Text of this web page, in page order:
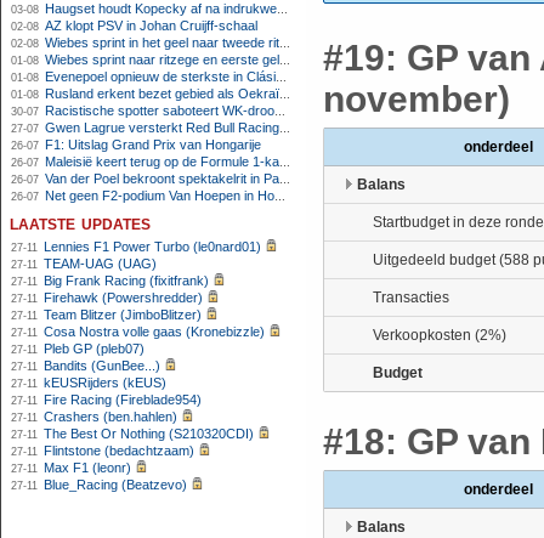
03-08 Haugset houdt Kopecky af na indrukwekkende solo van 86 kilometer
02-08 AZ klopt PSV in Johan Cruijff-schaal
02-08 Wiebes sprint in het geel naar tweede ritzege
01-08 Wiebes sprint naar ritzege en eerste gele trui in Tour Femmes
01-08 Evenepoel opnieuw de sterkste in Clásica San Sebastián
01-08 Rusland erkent bezet gebied als Oekraïens voor opheffing IOC-schorsing
30-07 Racistische spotter saboteert WK-droom van powerliftster
27-07 Gwen Lagrue versterkt Red Bull Racing vanaf 2027
26-07 F1: Uitslag Grand Prix van Hongarije
26-07 Maleisië keert terug op de Formule 1-kalender in 2026
26-07 Van der Poel bekroont spektakelrit in Parijs met nipte zege; eindzege Pogacar
26-07 Net geen F2-podium Van Hoepen in Hongarije, Leon maakt indruk
laatste updates
27-11 Lennies F1 Power Turbo (le0nard01)
27-11 TEAM-UAG (UAG)
27-11 Big Frank Racing (fixitfrank)
27-11 Firehawk (Powershredder)
27-11 Team Blitzer (JimboBlitzer)
27-11 Cosa Nostra volle gaas (Kronebizzle)
27-11 Pleb GP (pleb07)
27-11 Bandits (GunBee...)
27-11 kEUSRijders (kEUS)
27-11 Fire Racing (Fireblade954)
27-11 Crashers (ben.hahlen)
27-11 The Best Or Nothing (S210320CDI)
27-11 Flintstone (bedachtzaam)
27-11 Max F1 (leonr)
27-11 Blue_Racing (Beatzevo)
#19: GP
november)
onderdeel
Balans
Startbudget in deze ronde
Uitgedeeld budget (588
Transacties
Verkoopkosten (2%)
Budget
#18: GP
onderdeel
Balans